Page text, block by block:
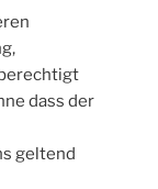
dass der
geltend